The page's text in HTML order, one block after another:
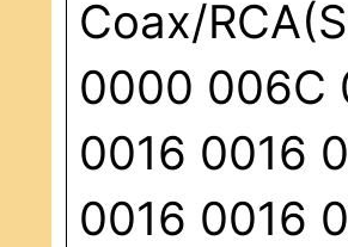
Coax/
0000 006C
0016 0016
0016 0016